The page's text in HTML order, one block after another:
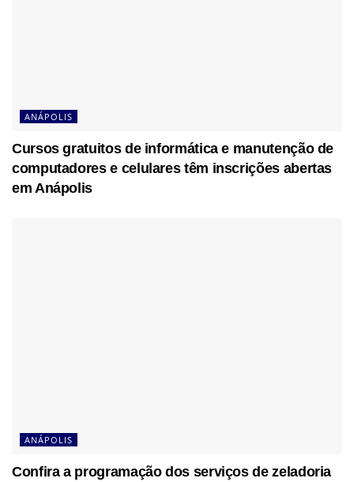
ANÁPOLIS
Cursos gratuitos de informática e manutenção de
computadores e celulares têm inscrições abertas
em Anápolis
ANÁPOLIS
Confira a programação dos serviços de zeladoria